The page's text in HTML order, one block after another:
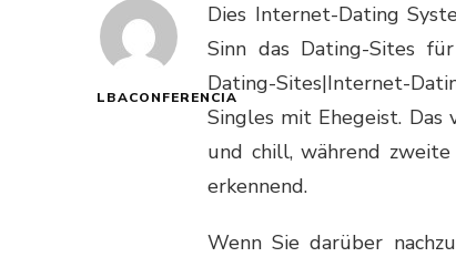
LBACONFERENCIA
Dies Internet-Dating
Sinn das Dating-Sites
Dating-Sites|Internet-
Singles mit Ehegeist.
und chill, während
erkennend.
Wenn Sie darüber